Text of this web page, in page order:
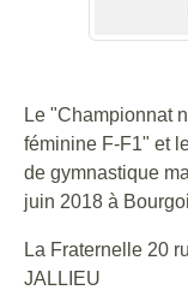
Le "Championnat
féminine F-F1" et
de gymnastique
juin 2018 à
La Fraternelle 20
JALLIEU